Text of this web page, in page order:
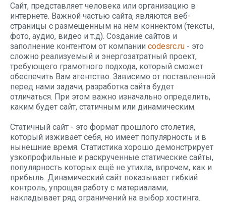
Сайт, представляет человека или организацию в
интернете. Важной частью сайта, являются веб-
страницы с размещенным на нём коннектом (тексты,
фото, аудио, видео и т.д). Создание сайтов и
заполнение контентом от компании codesrc.ru - это
сложно реализуемый и энергозатратный проект,
требующего грамотного подхода, который сможет
обеспечить Вам агентство. Зависимо от поставленной
перед нами задачи, разработка сайта будет
отличаться. При этом важно изначально определить,
каким будет сайт, статичным или динамическим.
Статичный сайт - это формат прошлого столетия,
который изживает себя, но имеет популярность и в
нынешние время. Статистика хорошо демонстрирует
узкопрофильные и раскрученные статические сайты,
популярность которых ещё не утихла, впрочем, как и
прибыль. Динамический сайт показывает гибкий
контроль, упрощая работу с материалами,
накладывает ряд ограничений на выбор хостинга.